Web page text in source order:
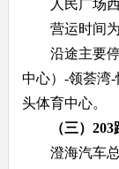
人民广场西-
营运时间为
沿途主要停
中心）-领荟湾
头体育中心。
（三）203
澄海汽车总